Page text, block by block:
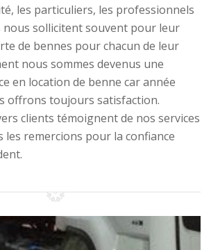
les particuliers, les professionnels
nous sollicitent souvent pour leur
de bennes pour chacun de leur
nous sommes devenus une
en location de benne car année
offrons toujours satisfaction.
clients témoignent de nos services
les remercions pour la confiance